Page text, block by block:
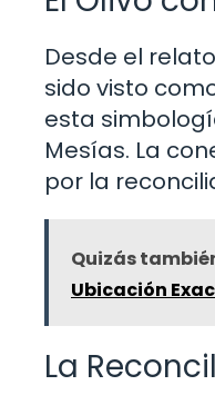
Desde el
sido visto
esta
Mesías. La
por la
Quizás
Ubicación
La